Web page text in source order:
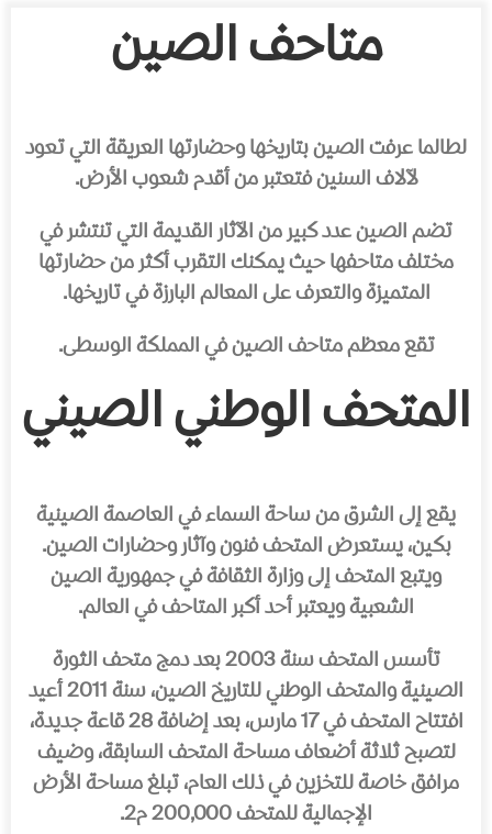
متاحف الصين
لطالما عرفت الصين بتاريخها وحضارتها العريقة التي تعود
لآلاف السنين فتعتبر من أقدم شعوب الأرض.
تضم الصين عدد كبير من الآثار القديمة التي تنتشر في
مختلف متاحفها حيث يمكنك التقرب أكثر من حضارتها
المتميزة والتعرف على المعالم البارزة في تاريخها.
تقع معظم متاحف الصين في المملكة الوسطى.
المتحف الوطني الصيني
يقع إلى الشرق من ساحة السماء في العاصمة الصينية
بكين، يستعرض المتحف فنون وآثار وحضارات الصين.
ويتبع المتحف إلى وزارة الثقافة في جمهورية الصين
الشعبية ويعتبر أحد أكبر المتاحف في العالم.
تأسس المتحف سنة 2003 بعد دمج متحف الثورة
الصينية والمتحف الوطني للتاريخ الصين، سنة 2011 أعيد
افتتاح المتحف في 17 مارس، بعد إضافة 28 قاعة جديدة،
لتصبح ثلاثة أضعاف مساحة المتحف السابقة، وضيف
مرافق خاصة للتخزين في ذلك العام، تبلغ مساحة الأرض
الإجمالية للمتحف 200,000 م2.